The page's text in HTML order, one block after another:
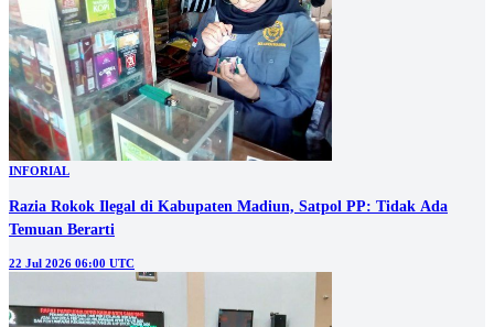
INFORIAL
Razia Rokok Ilegal di Kabupaten Madiun, Satpol PP: Tidak Ada
Temuan Berarti
22 Jul 2026 06:00 UTC